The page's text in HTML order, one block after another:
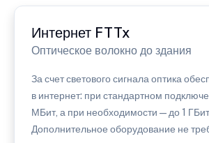
Интернет FTTx
Оптическое волокно до здания
За счет светового сигнала оптика
в интернет: при стандартном
МБит, а при необходимости — до 1
Дополнительное оборудование не